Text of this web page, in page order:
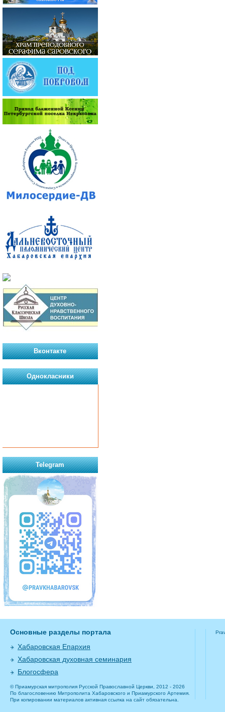
Вконтакте
Однокласники
Telegram
Основные разделы портала
Хабаровская Епархия
Хабаровская духовная семинария
Блогосфера
© Приамурская митрополия Русской Православной Церкви, 2012 - 2026
По благословению Митрополита Хабаровского и Приамурского Артемия.
При копировании материалов активная ссылка на сайт обязательна.